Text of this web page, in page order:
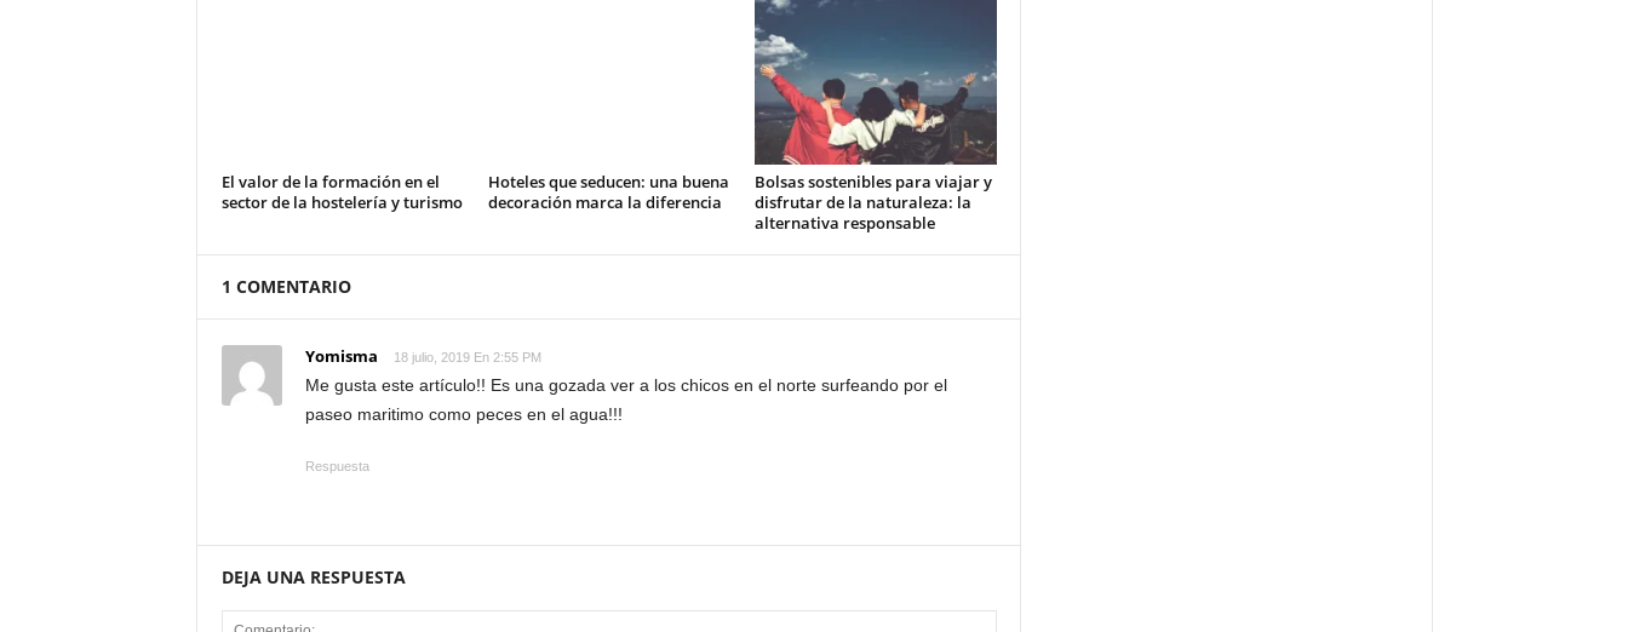
El valor de la formación en el
sector de la hostelería y turismo
Hoteles que seducen: una buena
decoración marca la diferencia
Bolsas sostenibles para viajar y
disfrutar de la naturaleza: la
alternativa responsable
1 COMENTARIO
Yomisma 18 julio, 2019 En 2:55 PM
Me gusta este artículo!! Es una gozada ver a los chicos en el norte surfeando por el
paseo maritimo como peces en el agua!!!
Respuesta
DEJA UNA RESPUESTA